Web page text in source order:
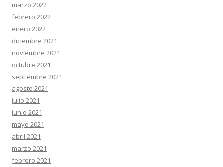
marzo 2022
febrero 2022
enero 2022
diciembre 2021
noviembre 2021
octubre 2021
septiembre 2021
agosto 2021
julio 2021
junio 2021
mayo 2021
abril 2021
marzo 2021
febrero 2021